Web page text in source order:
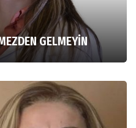
GELMEYİN